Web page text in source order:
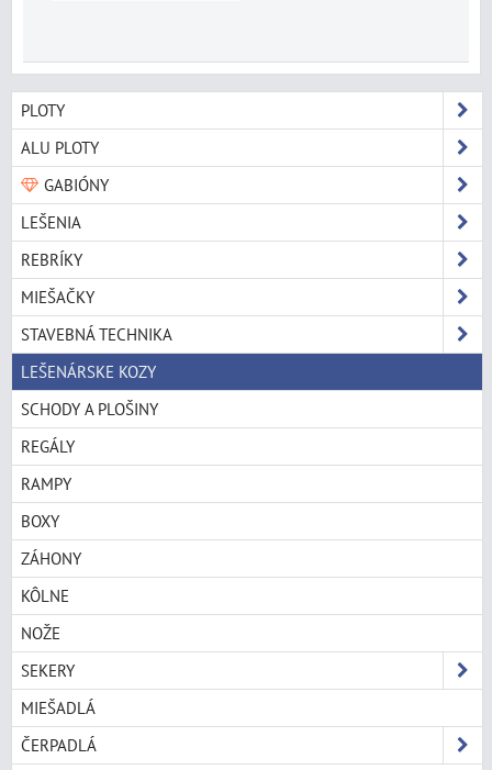
PLOTY
ALU PLOTY
GABIÓNY
LEŠENIA
REBRÍKY
MIEŠAČKY
STAVEBNÁ TECHNIKA
LEŠENÁRSKE KOZY
SCHODY A PLOŠINY
REGÁLY
RAMPY
BOXY
ZÁHONY
KÔLNE
NOŽE
SEKERY
MIEŠADLÁ
ČERPADLÁ